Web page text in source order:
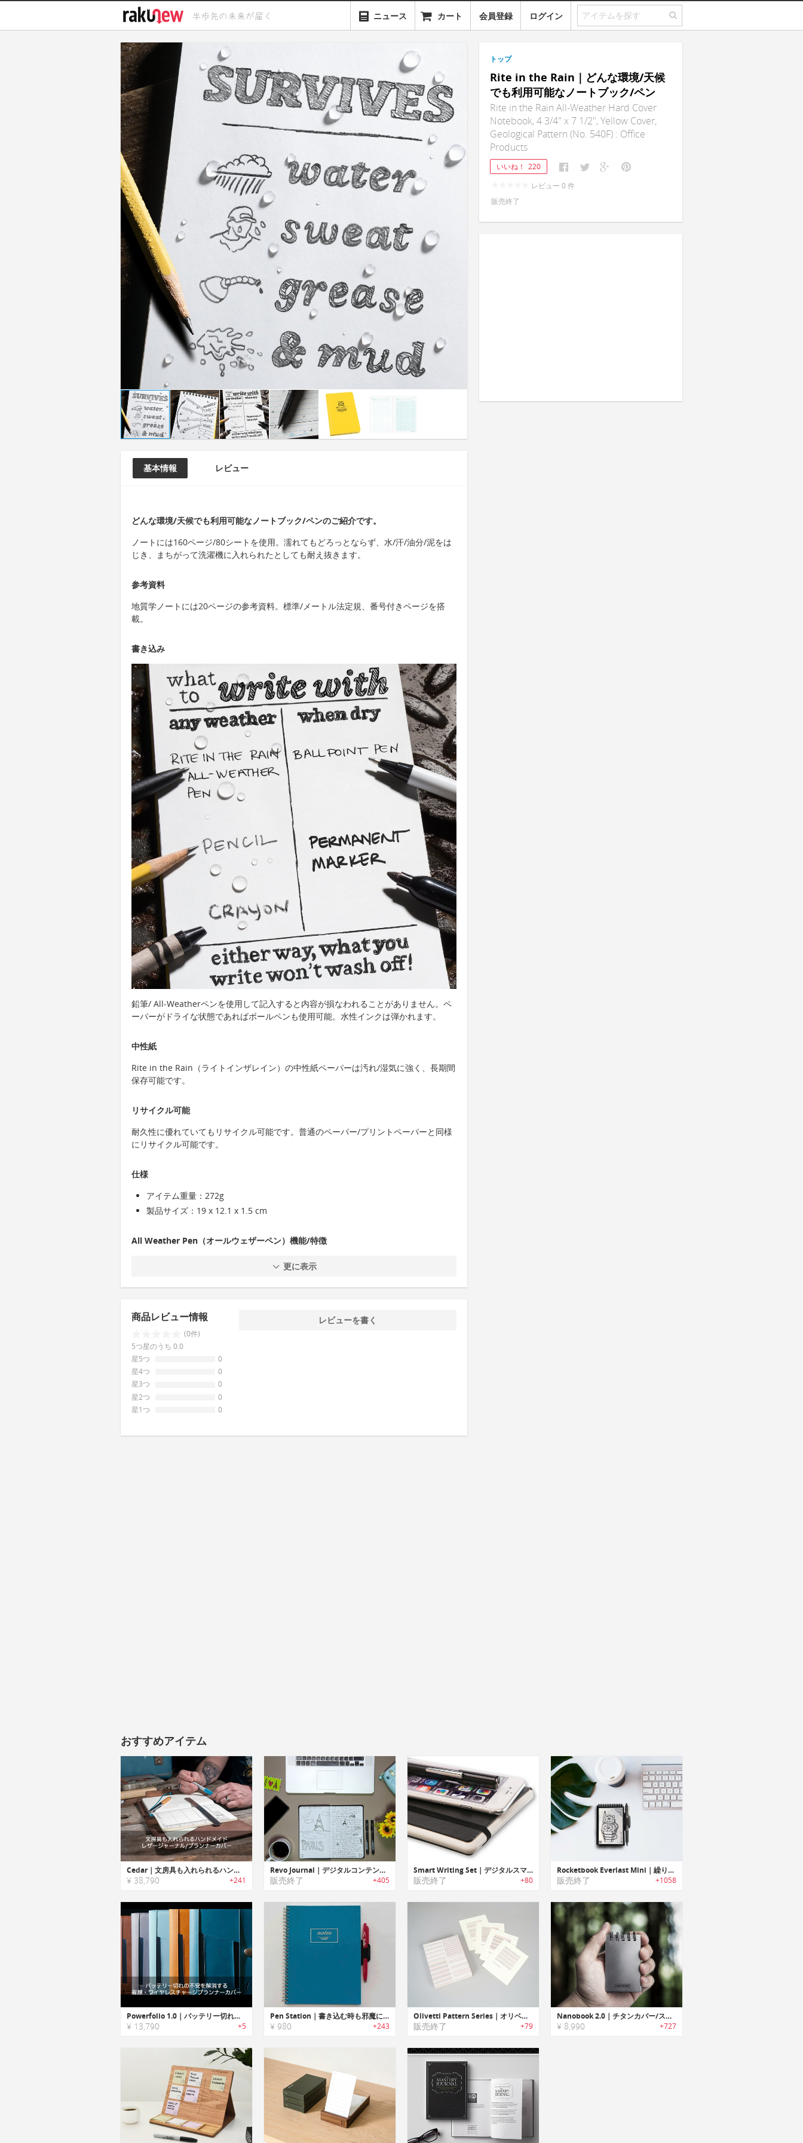
ニュース カート 会員登録 ログイン
基本情報 レビュー
どんな環境/天候でも利用可能なノートブック/ペンのご紹介です。
ノートには160ページ/80シートを使用。濡れてもどろっとならず、水/汗/油分/泥をは
じき、まちがって洗濯機に入れられたとしても耐え抜きます。
参考資料
地質学ノートには20ページの参考資料。標準/メートル法定規、番号付きページを搭
載。
書き込み
鉛筆/ All-Weatherペンを使用して記入すると内容が損なわれることがありません。ペ
ーパーがドライな状態であればボールペンも使用可能。水性インクは弾かれます。
中性紙
Rite in the Rain（ライトインザレイン）の中性紙ペーパーは汚れ/湿気に強く、長期間
保存可能です。
リサイクル可能
耐久性に優れていてもリサイクル可能です。普通のペーパー/プリントペーパーと同様
にリサイクル可能です。
仕様
アイテム重量：272g
製品サイズ：19 x 12.1 x 1.5 cm
All Weather Pen（オールウェザーペン）機能/特徴
更に表示
商品レビュー情報
(0件)
5つ星のうち 0.0
星5つ
0
星4つ
0
星3つ
0
星2つ
0
星1つ
0
レビューを書く
トップ
Rite in the Rain｜どんな環境/天候
でも利用可能なノートブック/ペン
Rite in the Rain All-Weather Hard Cover
Notebook, 4 3/4" x 7 1/2", Yellow Cover,
Geological Pattern (No. 540F) : Office
Products
いいね！ 220
レビュー 0 件
販売終了
おすすめアイテム
Cedar｜文房具も入れられるハンドメイドレザージャーナル/プランナーカバー「シーダー」
¥ 38,790 +241
Revo Journal｜デジタルコンテンツをページから参照可能なハイブリッドジャーナル「レボジャーナル」
販売終了 +405
Smart Writing Set｜デジタルスマートノートブック「スマートライティングセット」
販売終了 +80
Rocketbook Everlast Mini｜繰り返し使用可能なポケットサイズスマートノートブック「エバーラストミニ」
販売終了 +1058
Powerfolio 1.0｜バッテリー切れの不安を解消する有線・ワイヤレスチャージプランナーカバー「パワーフォリオ」
¥ 13,790 +5
Pen Station｜書き込む時も邪魔にならないノート用ペンホルダー「ペンステーション」
¥ 980 +243
Olivetti Pattern Series｜オリベッティパターンノートカード& エンベロップ
販売終了 +79
Nanobook 2.0｜チタンカバー/ストーンペーパー製スーパータフノートパッド「ナノブック2.0」
¥ 8,990 +727